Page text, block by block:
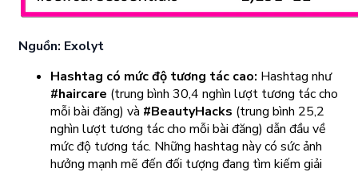
Nguồn: Exolyt
Hashtag có mức độ tương tác cao: Hashtag như
#haircare (trung bình 30,4 nghìn lượt tương tác cho
mỗi bài đăng) và #BeautyHacks (trung bình 25,2
nghìn lượt tương tác cho mỗi bài đăng) dẫn đầu về
mức độ tương tác. Những hashtag này có sức ảnh
hưởng mạnh mẽ đến đối tượng đang tìm kiếm giải